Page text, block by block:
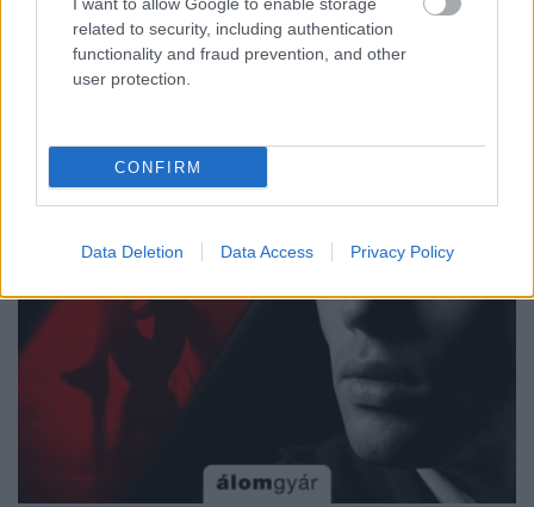
related to security, including authentication
functionality and fraud prevention, and other
user protection.
CONFIRM
Data Deletion Data Access Privacy Policy